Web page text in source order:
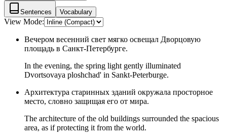
Sentences Vocabulary
View Mode:
Вечером весенний свет мягко освещал Дворцовую
площадь в Санкт-Петербурге.
In the evening, the spring light gently illuminated
Dvortsovaya ploshchad' in Sankt-Peterburge.
Архитектура старинных зданий окружала просторное
место, словно защищая его от мира.
The architecture of the old buildings surrounded the spacious
area, as if protecting it from the world.